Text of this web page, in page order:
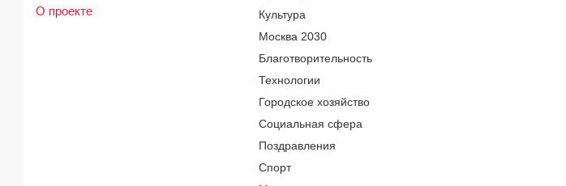
О проекте
Культура
Москва 2030
Благотворительность
Технологии
Городское хозяйство
Социальная сфера
Поздравления
Спорт